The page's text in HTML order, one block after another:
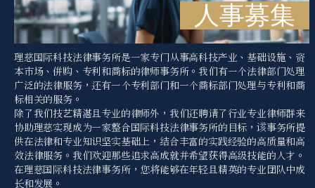
人事募集
理慈国际科技法律事务所是一家专门从事高科技产业、基础设施、资
本市场、併购、专利和商标的律师事务所。我们有一个法律部门处理
广泛的法律服务，还有一个专利部门和一个商标部门处理与专利和商
标相关的服务。
除了我们技艺精湛且专业的律师外，我们还聘请了行业专业律师群来
协助理慈实现成为一家整合国际科技法律事务所的目标，该事务所提
供在法律和专业知识坚实基础上，结合丰富的实践经验的高质量和高
效法律服务。我们欢迎那些追求高成就并希望获得高级技能的人才。
在理慈国际科技法律事务所，您将能够在年轻且精英的专业团队中成
长和发展。